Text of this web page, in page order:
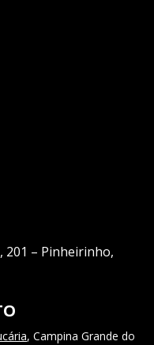
201 – Pinheirinho,
, Campina Grande do